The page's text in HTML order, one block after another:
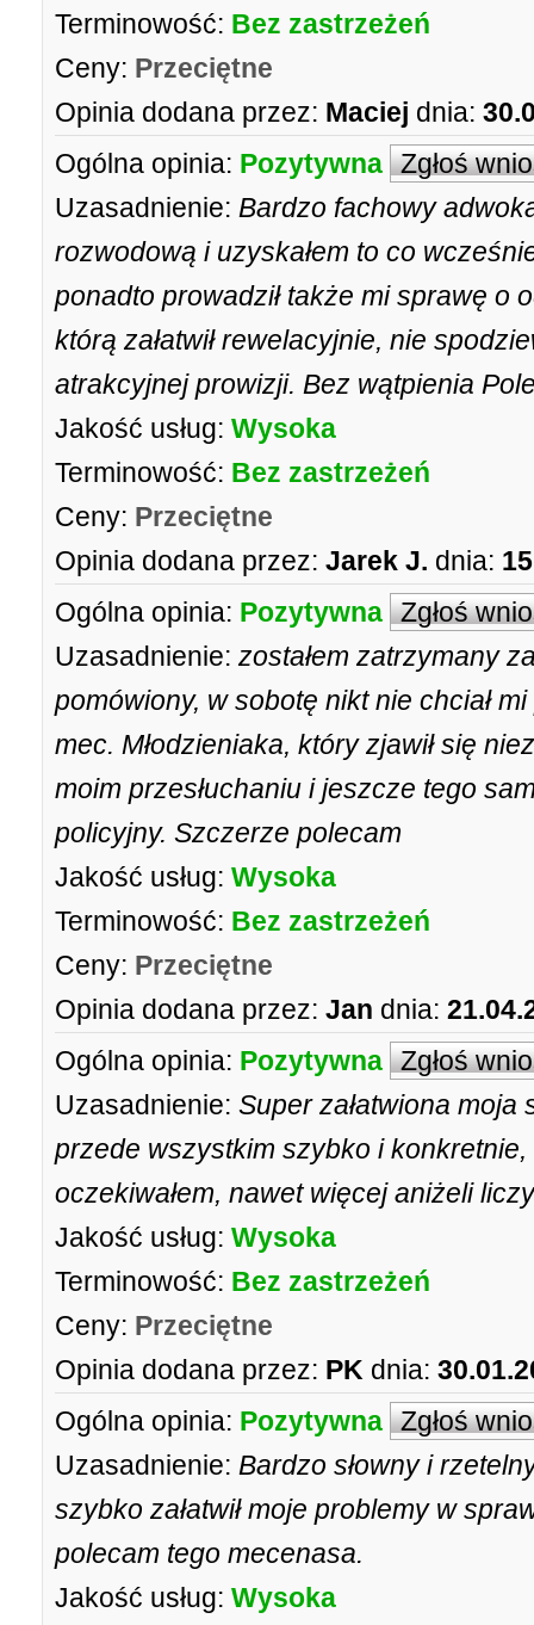
Terminowość: Bez zastrzeżeń
Ceny: Przeciętne
Opinia dodana przez: Maciej dnia:
Ogólna opinia: Pozytywna Zgłoś
Uzasadnienie: Bardzo fachowy
rozwodową i uzyskałem to co
ponadto prowadził także mi sprawę o
którą załatwił rewelacyjnie, nie
atrakcyjnej prowizji. Bez wątpienia
Jakość usług: Wysoka
Terminowość: Bez zastrzeżeń
Ceny: Przeciętne
Opinia dodana przez: Jarek J. dnia:
Ogólna opinia: Pozytywna Zgłoś
Uzasadnienie: zostałem zatrzymany
pomówiony, w sobotę nikt nie chciał
mec. Młodzieniaka, który zjawił się
moim przesłuchaniu i jeszcze tego
policyjny. Szczerze polecam
Jakość usług: Wysoka
Terminowość: Bez zastrzeżeń
Ceny: Przeciętne
Opinia dodana przez: Jan dnia:
Ogólna opinia: Pozytywna Zgłoś
Uzasadnienie: Super załatwiona moja
przede wszystkim szybko i
oczekiwałem, nawet więcej aniżeli
Jakość usług: Wysoka
Terminowość: Bez zastrzeżeń
Ceny: Przeciętne
Opinia dodana przez: PK dnia:
Ogólna opinia: Pozytywna Zgłoś
Uzasadnienie: Bardzo słowny i
szybko załatwił moje problemy w
polecam tego mecenasa.
Jakość usług: Wysoka